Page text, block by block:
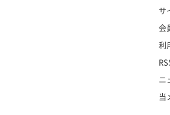
サ
会
利
ニ
当